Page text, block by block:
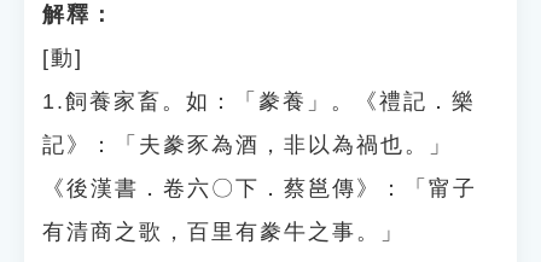
解釋：
[動]
1.飼養家畜。如：「豢養」。《禮記．樂
記》：「夫豢豕為酒，非以為禍也。」
《後漢書．卷六〇下．蔡邕傳》：「甯子
有清商之歌，百里有豢牛之事。」